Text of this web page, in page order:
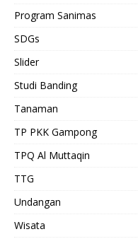
Program Sanimas
SDGs
Slider
Studi Banding
Tanaman
TP PKK Gampong
TPQ Al Muttaqin
TTG
Undangan
Wisata